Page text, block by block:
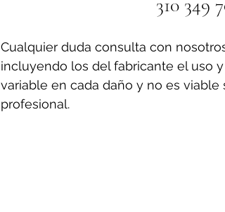
310 349
Cualquier duda consulta con
incluyendo los del fabricante el uso
variable en cada daño y no es
profesional.